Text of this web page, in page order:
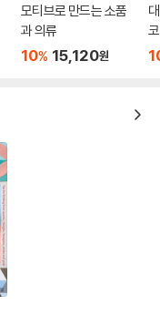
모티브로 만드는 소품
과 의류
10% 15,120원